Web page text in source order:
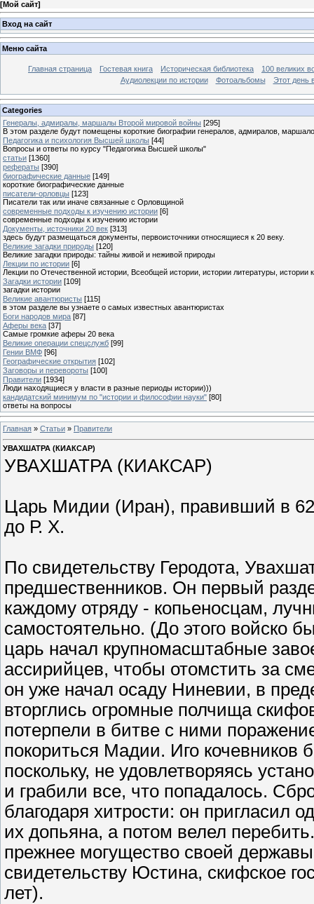
[Мой сайт]
Вход на сайт
Меню сайта
Главная страница Гостевая книга Историческая библиотека
100 великих
Аудиолекции по истории
Фотоальбомы Этот день
Categories
Генералы, адмиралы, маршалы Второй мировой войны [295]
В этом разделе будут помещены короткие биографии генералов, адмиралов,
Педагогика и психология Высшей школы [44]
Вопросы и ответы по курсу "Педагогика Высшей школы"
статьи [1360]
рефераты [390]
биографические данные [149]
короткие биографические данные
писатели-орловцы [123]
Писатели так или иначе связанные с Орловщиной
современные подходы к изучению истории [6]
современные подходы к изучению истории
Документы, источники 20 век [313]
здесь будут размещаться документы, первоисточники относящиеся к 20 веку.
Великие загадки природы [120]
Великие загадки природы: тайны живой и неживой природы
Лекции по истории [6]
Лекции по Отечественной истории, Всеобщей истории, истории литературы, истории
Загадки истории [109]
загадки истории
Великие авантюристы [115]
в этом разделе вы узнаете о самых известных авантюристах
Боги народов мира [87]
Аферы века [37]
Самые громкие аферы 20 века
Великие операции спецслужб [99]
Гении ВМФ [96]
Географические открытия [102]
Заговоры и перевороты [100]
Правители [1934]
Люди находящиеся у власти в разные периоды истории)))
кандидатский минимум по "истории и философии науки" [80]
ответы на вопросы
Главная » Статьи » Правители
УВАХШАТРА (КИАКСАР)
УВАХШАТРА (КИАКСАР)
Царь Мидии (Иран), правивший в
до Р. Х.
По свидетельству Геродота,
предшественников. Он первый
каждому отряду - копьеносцам,
самостоятельно. (До этого войско
царь начал крупномасштабные
ассирийцев, чтобы отомстить за
он уже начал осаду Ниневии, в
вторглись огромные полчища
потерпели в битве с ними
покориться Мадии. Иго
поскольку, не удовлетворяясь
и грабили все, что попадалось.
благодаря хитрости: он пригласил
их допьяна, а потом велел
прежнее могущество своей
свидетельству Юстина, скифское
лет).